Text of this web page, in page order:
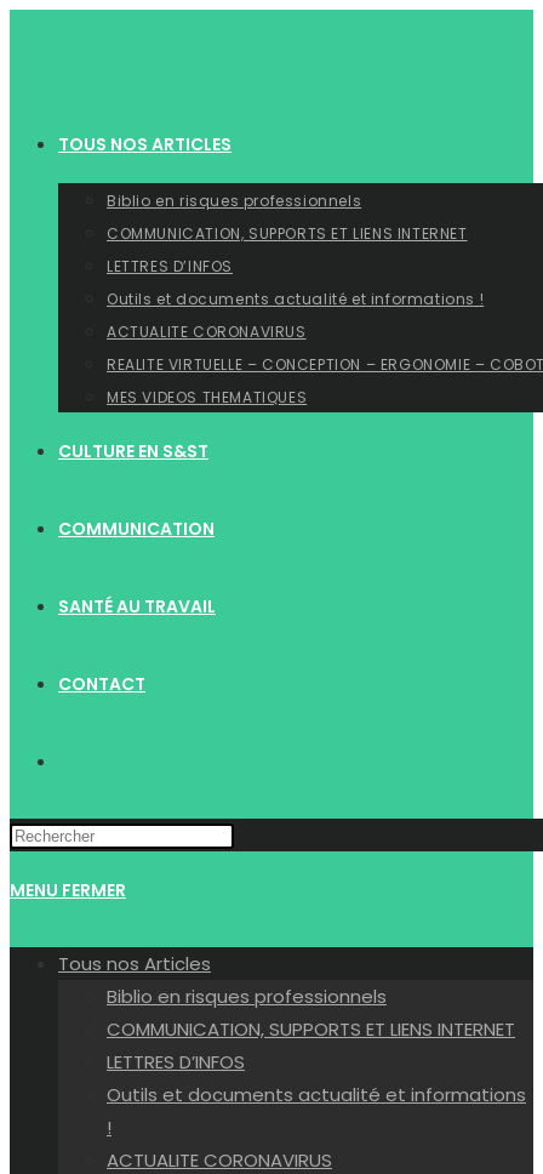
TOUS NOS ARTICLES
Biblio en risques professionnels
COMMUNICATION, SUPPORTS ET LIENS INTERNET
LETTRES D’INFOS
Outils et documents actualité et informations !
ACTUALITE CORONAVIRUS
REALITE VIRTUELLE – CONCEPTION – ERGONOMIE –
MES VIDEOS THEMATIQUES
CULTURE EN S&ST
COMMUNICATION
SANTÉ AU TRAVAIL
CONTACT
WEBSITE
MENU FERMER
Tous nos Articles
Biblio en risques professionnels
COMMUNICATION, SUPPORTS ET LIENS INTERNET
LETTRES D’INFOS
Outils et documents actualité et informations
!
ACTUALITE CORONAVIRUS